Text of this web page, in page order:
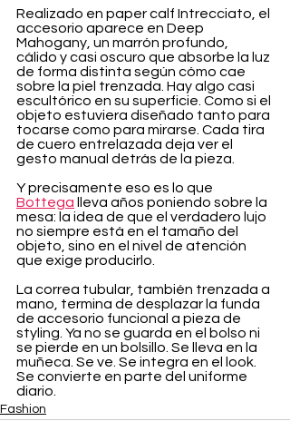
Realizado en paper calf Intrecciato, el
accesorio aparece en Deep
Mahogany, un marrón profundo,
cálido y casi oscuro que absorbe la luz
de forma distinta según cómo cae
sobre la piel trenzada. Hay algo casi
escultórico en su superficie. Como si el
objeto estuviera diseñado tanto para
tocarse como para mirarse. Cada tira
de cuero entrelazada deja ver el
gesto manual detrás de la pieza.
Y precisamente eso es lo que
Bottega lleva años poniendo sobre la
mesa: la idea de que el verdadero lujo
no siempre está en el tamaño del
objeto, sino en el nivel de atención
que exige producirlo.
La correa tubular, también trenzada a
mano, termina de desplazar la funda
de accesorio funcional a pieza de
styling. Ya no se guarda en el bolso ni
se pierde en un bolsillo. Se lleva en la
muñeca. Se ve. Se integra en el look.
Se convierte en parte del uniforme
diario.
Fashion